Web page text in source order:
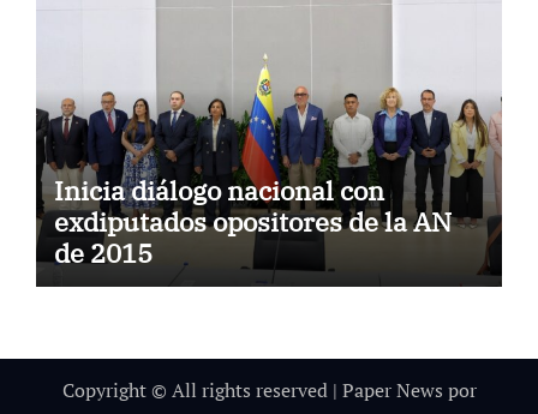
Inicia diálogo nacional con
exdiputados opositores de la AN
de 2015
Copyright © All rights reserved | Paper News por